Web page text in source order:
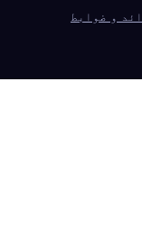
و ضوابط